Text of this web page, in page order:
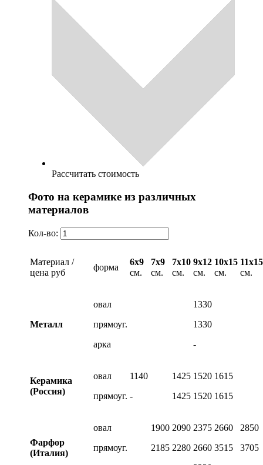
Рассчитать стоимость
Фото на керамике из различных
материалов
Кол-во:
Материал /
цена руб
форма
6х9
см.
7х9
см.
7х10
см.
9х12
см.
10х15
см.
11х15
см.
Металл
овал
прямоуг.
арка
1330
1330
-
Керамика
(Россия)
овал
прямоуг.
1140
-
1425
1425
1520
1520
1615
1615
Фарфор
(Италия)
овал
прямоуг.
1900
2185
2090
2280
2375
2660
2660
3515
2850
3705